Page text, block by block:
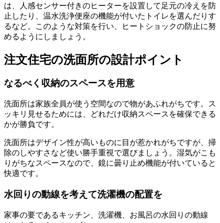
は、人感センサー付きのヒーターを設置して足元の冷えを防
止したり、温水洗浄便座の機能が付いたトイレを選んだりす
るなど。このような対策を行い、ヒートショックの防止に努
めるようにしましょう。
注文住宅の洗面所の設計ポイント
なるべく収納のスペースを用意
洗面所は家族全員が使う空間なので物があふれがちです。ス
ッキリ見せるためには、どれだけ収納スペースを確保できる
かが勝負です。
洗面所はデザイン性が高いものに目が惹かれがちですが、掃
除のしやすさなど使い勝手重視で選びましょう。湿気がこも
りがちなスペースなので、鏡に曇り止め機能が付いていると
快適です。
水回りの動線を考えて洗濯機の配置を
家事の要であるキッチン、洗濯機、お風呂の水回りの動線